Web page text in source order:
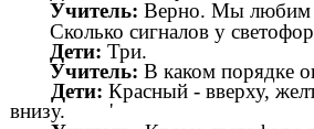
Учитель:Верно. Мы любим
Сколько сигналов у
Дети: Три.
Учитель: В каком порядке
Дети:Красный - вверху,
внизу.
'